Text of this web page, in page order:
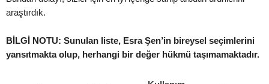
araştırdık.
BİLGİ NOTU: Sunulan liste, Esra Şen’in bireysel seçimlerini
yansıtmakta olup, herhangi bir değer hükmü taşımamaktadır.